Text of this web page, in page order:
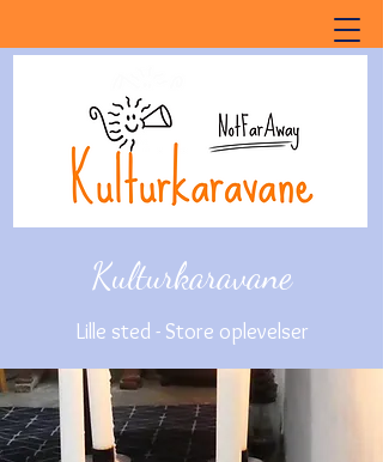
Kulturkaravane
Lille sted - Store oplevelser